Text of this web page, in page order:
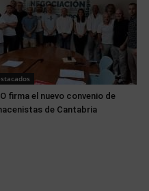
firma el nuevo convenio de
de Cantabria